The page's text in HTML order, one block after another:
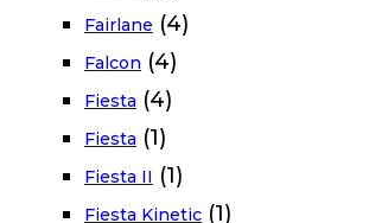
Fairlane (4)
Falcon (4)
Fiesta (4)
Fiesta (1)
Fiesta II (1)
Fiesta Kinetic (1)